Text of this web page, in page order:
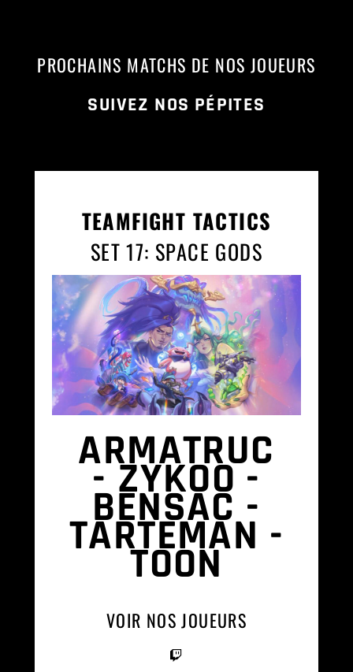
PROCHAINS MATCHS DE NOS JOUEURS
SUIVEZ NOS PÉPITES
TEAMFIGHT TACTICS
SET 17: SPACE GODS
ARMATRUC
-ZYKOO -
BENSAC -
TARTEMAN -
TOON
VOIR NOS JOUEURS